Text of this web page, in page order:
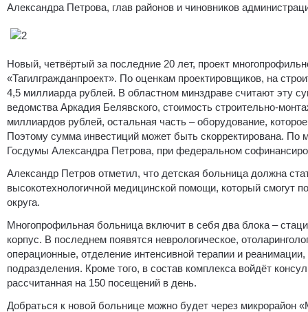
Александра Петрова, глав районов и чиновников
Новый, четвёртый за последние 20 лет, проект
«Тагилгражданпроект». По оценкам проектировщиков, на
4,5 миллиарда рублей. В областном минздраве считают эту
ведомства Аркадия Белявского, стоимость строительно-
миллиардов рублей, остальная часть – оборудование,
Поэтому сумма инвестиций может быть скорректирована. По
Госдумы Александра Петрова, при федеральном
Александр Петров отметил, что детская больница должна
высокотехнологичной медицинской помощи, который смогут
округа.
Многопрофильная больница включит в себя два блока –
корпус. В последнем появятся неврологическое,
операционные, отделение интенсивной терапии и
подразделения. Кроме того, в состав комплекса войдёт
рассчитанная на 150 посещений в день.
Добраться к новой больнице можно будет через